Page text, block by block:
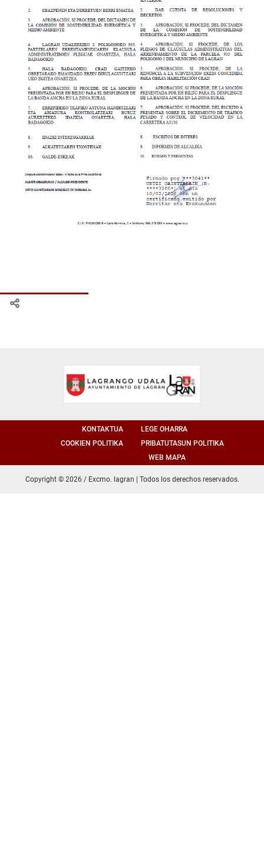
KONTAKTUA
LEGE OHARRA
COOKIEN POLITIKA
PRIBATUTASUN POLITIKA
WEB MAPA
Copyright © 2026 / Excmo. lagran | Todos los derechos reservados.